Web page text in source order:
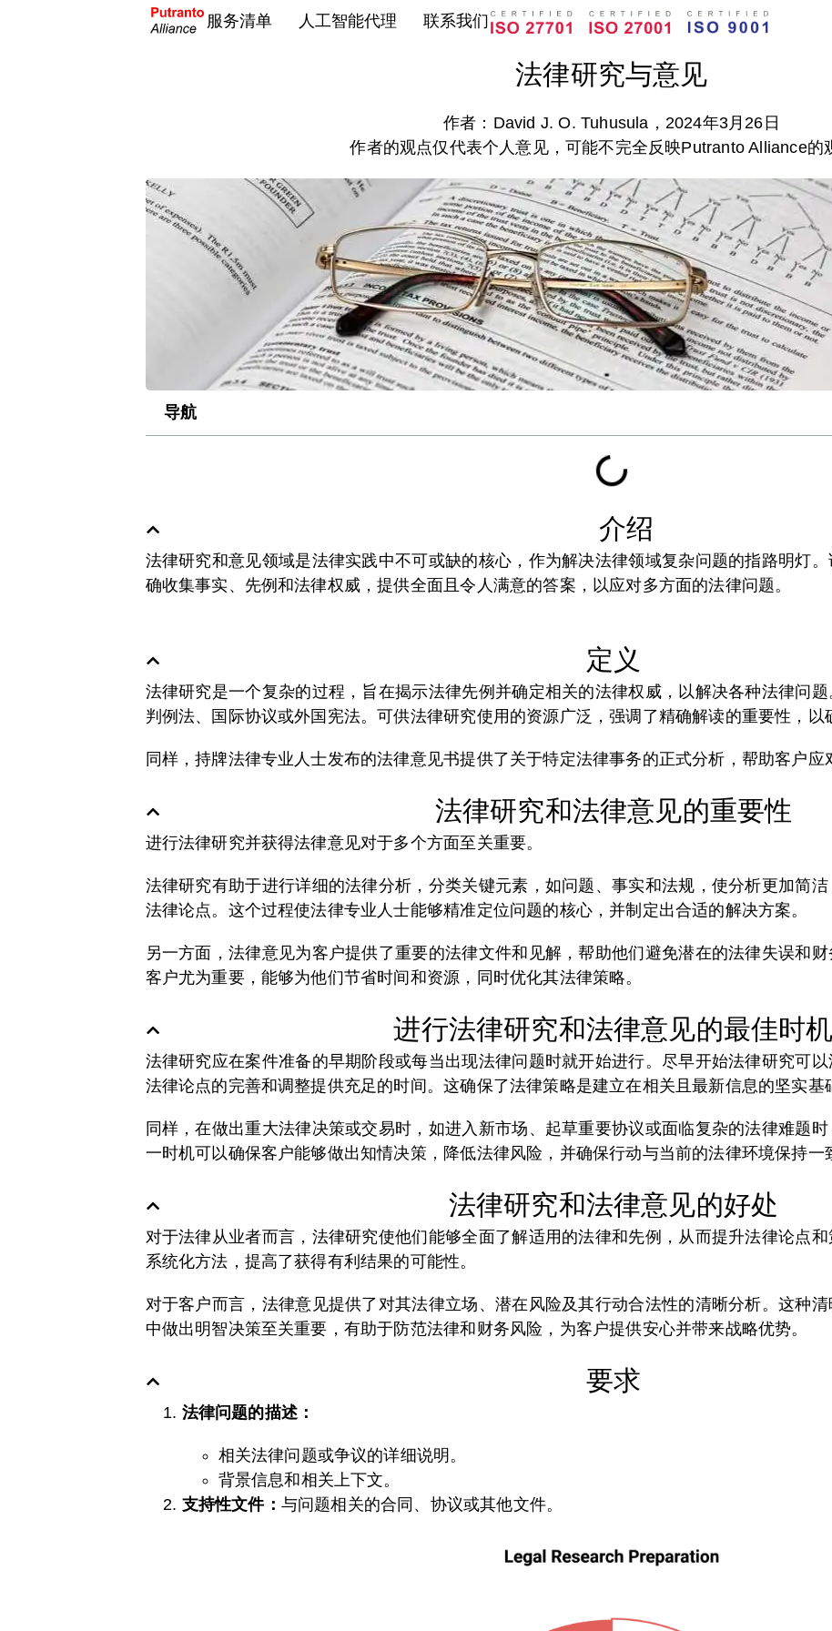
服务清单 人工智能代理 联系我们
法律研究与意见
作者：David J. O. Tuhusula，2024年3月26日
作者的观点仅代表个人意见，可能不完全反映Putranto Alliance的
导航
介绍
法律研究和意见领域是法律实践中不可或缺的核心，作为解决法律领域复杂问题的指路明灯
确收集事实、先例和法律权威，提供全面且令人满意的答案，以应对多方面的法律问题。
定义
法律研究是一个复杂的过程，旨在揭示法律先例并确定相关的法律权威，以解决各种法律问题
判例法、国际协议或外国宪法。可供法律研究使用的资源广泛，强调了精确解读的重要性，以
同样，持牌法律专业人士发布的法律意见书提供了关于特定法律事务的正式分析，帮助客户应
法律研究和法律意见的重要性
进行法律研究并获得法律意见对于多个方面至关重要。
法律研究有助于进行详细的法律分析，分类关键元素，如问题、事实和法规，使分析更加简
法律论点。这个过程使法律专业人士能够精准定位问题的核心，并制定出合适的解决方案。
另一方面，法律意见为客户提供了重要的法律文件和见解，帮助他们避免潜在的法律失误和
客户尤为重要，能够为他们节省时间和资源，同时优化其法律策略。
进行法律研究和法律意见的最佳时机
法律研究应在案件准备的早期阶段或每当出现法律问题时就开始进行。尽早开始法律研究可
法律论点的完善和调整提供充足的时间。这确保了法律策略是建立在相关且最新信息的坚实基
同样，在做出重大法律决策或交易时，如进入新市场、起草重要协议或面临复杂的法律难题
一时机可以确保客户能够做出知情决策，降低法律风险，并确保行动与当前的法律环境保持一
法律研究和法律意见的好处
对于法律从业者而言，法律研究使他们能够全面了解适用的法律和先例，从而提升法律论点
系统化方法，提高了获得有利结果的可能性。
对于客户而言，法律意见提供了对其法律立场、潜在风险及其行动合法性的清晰分析。这种
中做出明智决策至关重要，有助于防范法律和财务风险，为客户提供安心并带来战略优势。
要求
法律问题的描述：
相关法律问题或争议的详细说明。
背景信息和相关上下文。
支持性文件： 与问题相关的合同、协议或其他文件。